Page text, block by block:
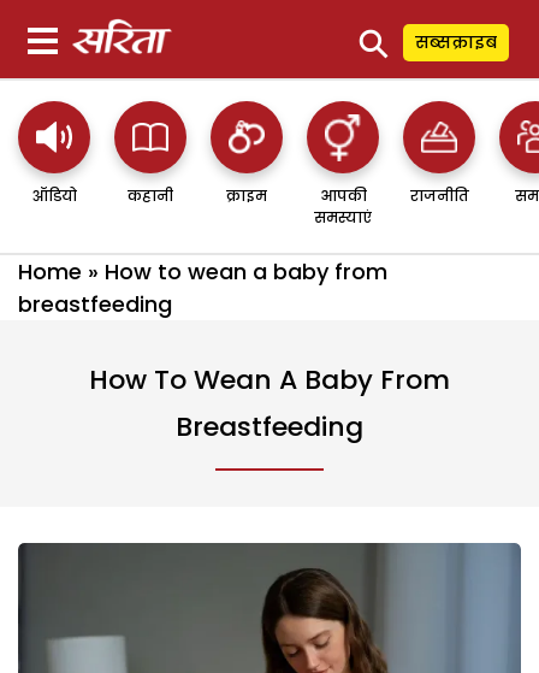
⚲ सब्सक्राइब
ऑडियो कहानी क्राइम
आपकी
समस्याएं
राजनीति
Home » How to wean a baby from
breastfeeding
How To Wean A Baby From
Breastfeeding